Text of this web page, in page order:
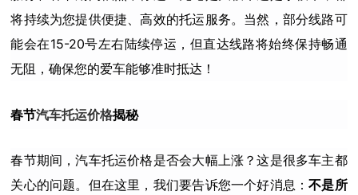
将持续为您提供便捷、高效的托运服务。当然，部分线路可
能会在15-20号左右陆续停运，但直达线路将始终保持畅通
无阻，确保您的爱车能够准时抵达！
春节汽车托运价格揭秘
春节期间，汽车托运价格是否会大幅上涨？这是很多车主都
关心的问题。但在这里，我们要告诉您一个好消息：不是所